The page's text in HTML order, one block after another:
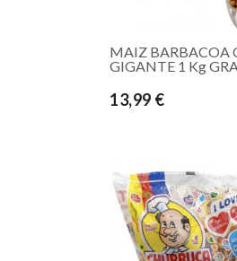
MAIZ BARBACOA
GIGANTE 1 Kg
13,99 €